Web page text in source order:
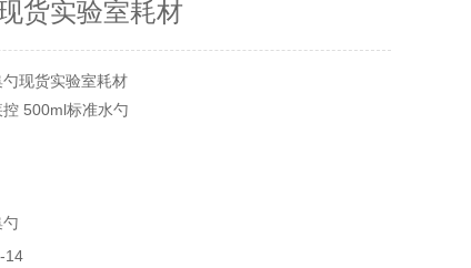
货实验室耗材
现货实验室耗材
500ml标准水勺
14